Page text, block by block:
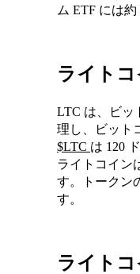
ム ETF には
ライト
LTC は、ビッ
理し、ビット
$LTC は 120
ライトコイン
す。トークン
す。
ライト